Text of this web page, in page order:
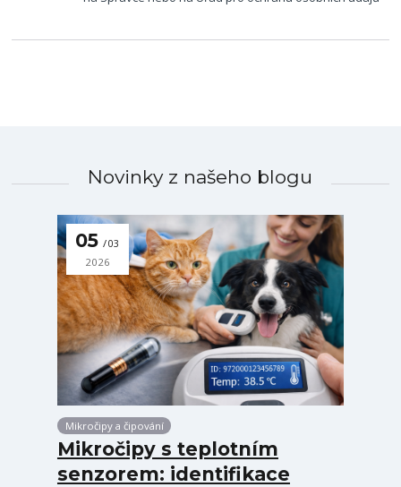
Novinky z našeho blogu
05 03
2026
Mikročipy a čipování
Mikročipy s teplotním
senzorem: identifikace